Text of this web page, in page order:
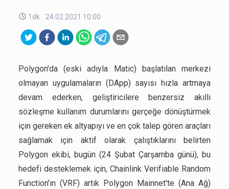
1dk 24.02.2021 10:00
Polygon'da (eski adıyla Matic) başlatılan merkezi
olmayan uygulamaların (DApp) sayısı hızla artmaya
devam ederken, geliştiricilere benzersiz akıllı
sözleşme kullanım durumlarını gerçeğe dönüştürmek
için gereken ek altyapıyı ve en çok talep gören araçları
sağlamak için aktif olarak çalıştıklarını belirten
Polygon ekibi, bugün (24 Şubat Çarşamba günü), bu
hedefi desteklemek için, Chainlink Verifiable Random
Function'ın (VRF) artık Polygon Mainnet'te (Ana Ağ)